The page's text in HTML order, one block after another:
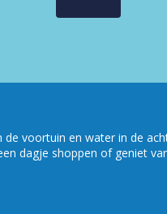
voortuin en water in de
dagje shoppen of geniet